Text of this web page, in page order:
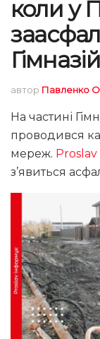
коли у
автор Павленко
На частині
проводився
мереж. Proslav
з’явиться